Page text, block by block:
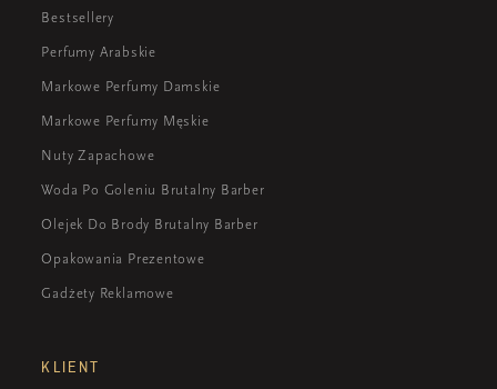
Bestsellery
Perfumy Arabskie
Markowe Perfumy Damskie
Markowe Perfumy Męskie
Nuty Zapachowe
Woda Po Goleniu Brutalny Barber
Olejek Do Brody Brutalny Barber
Opakowania Prezentowe
Gadżety Reklamowe
KLIENT